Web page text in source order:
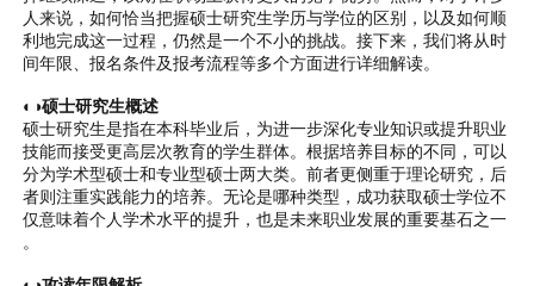
人来说，如何恰当把握硕士研究生学历与学位的区别，以及如何顺
利地完成这一过程，仍然是一个不小的挑战。接下来，我们将从时
间年限、报名条件及报考流程等多个方面进行详细解读。
◐◑硕士研究生概述
硕士研究生是指在本科毕业后，为进一步深化专业知识或提升职业
技能而接受更高层次教育的学生群体。根据培养目标的不同，可以
分为学术型硕士和专业型硕士两大类。前者更侧重于理论研究，后
者则注重实践能力的培养。无论是哪种类型，成功获取硕士学位不
仅意味着个人学术水平的提升，也是未来职业发展的重要基石之一
。